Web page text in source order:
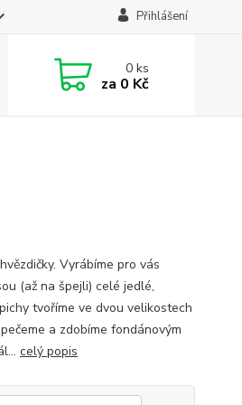
Přihlášení
0ks
za 0 Kč
Vyrábíme pro vás
(až na špejli) celé jedlé,
tvoříme ve dvou velikostech
a zdobíme fondánovým
celý popis